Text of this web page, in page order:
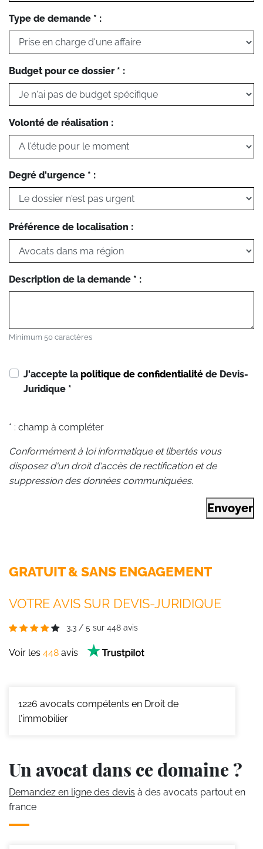
Type de demande * :
Budget pour ce dossier * :
Volonté de réalisation :
Degré d'urgence * :
Préférence de localisation :
Description de la demande * :
Minimum 50 caractères
J'accepte la politique de confidentialité de Devis-
Juridique *
* : champ à compléter
Conformément à loi informatique et libertés vous
disposez d'un droit d'accès de rectification et de
suppression des données communiquées.
Envoyer
GRATUIT & SANS ENGAGEMENT
VOTRE AVIS SUR DEVIS-JURIDIQUE
3.3 / 5 sur 448 avis
Voir les 448 avis
1226 avocats compétents en Droit de
l'immobilier
Un avocat dans ce domaine ?
Demandez en ligne des devis à des avocats partout en
france